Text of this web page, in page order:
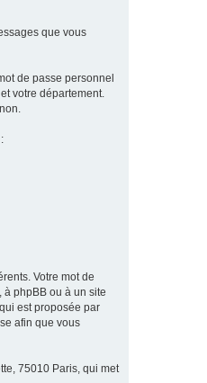
que vous
de passe personnel
votre département.
Votre mot de
phpBB ou à un site
est proposée par
afin que vous
75010 Paris, qui met